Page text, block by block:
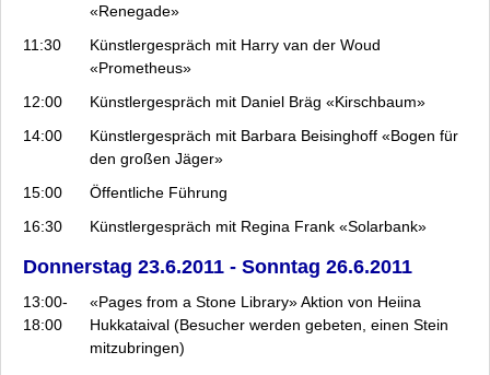
«Renegade»
11:30
Künstlergespräch mit Harry van der Woud
«Prometheus»
12:00
Künstlergespräch mit Daniel Bräg «Kirschbaum»
14:00
Künstlergespräch mit Barbara Beisinghoff «Bogen für
den großen Jäger»
15:00
Öffentliche Führung
16:30
Künstlergespräch mit Regina Frank «Solarbank»
Donnerstag 23.6.2011 - Sonntag 26.6.2011
13:00-
18:00
«Pages from a Stone Library» Aktion von Heiina
Hukkataival (Besucher werden gebeten, einen Stein
mitzubringen)